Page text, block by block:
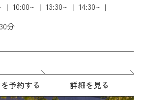
10:00~ 13:30~
14:30~
分
予約する 詳細を見る